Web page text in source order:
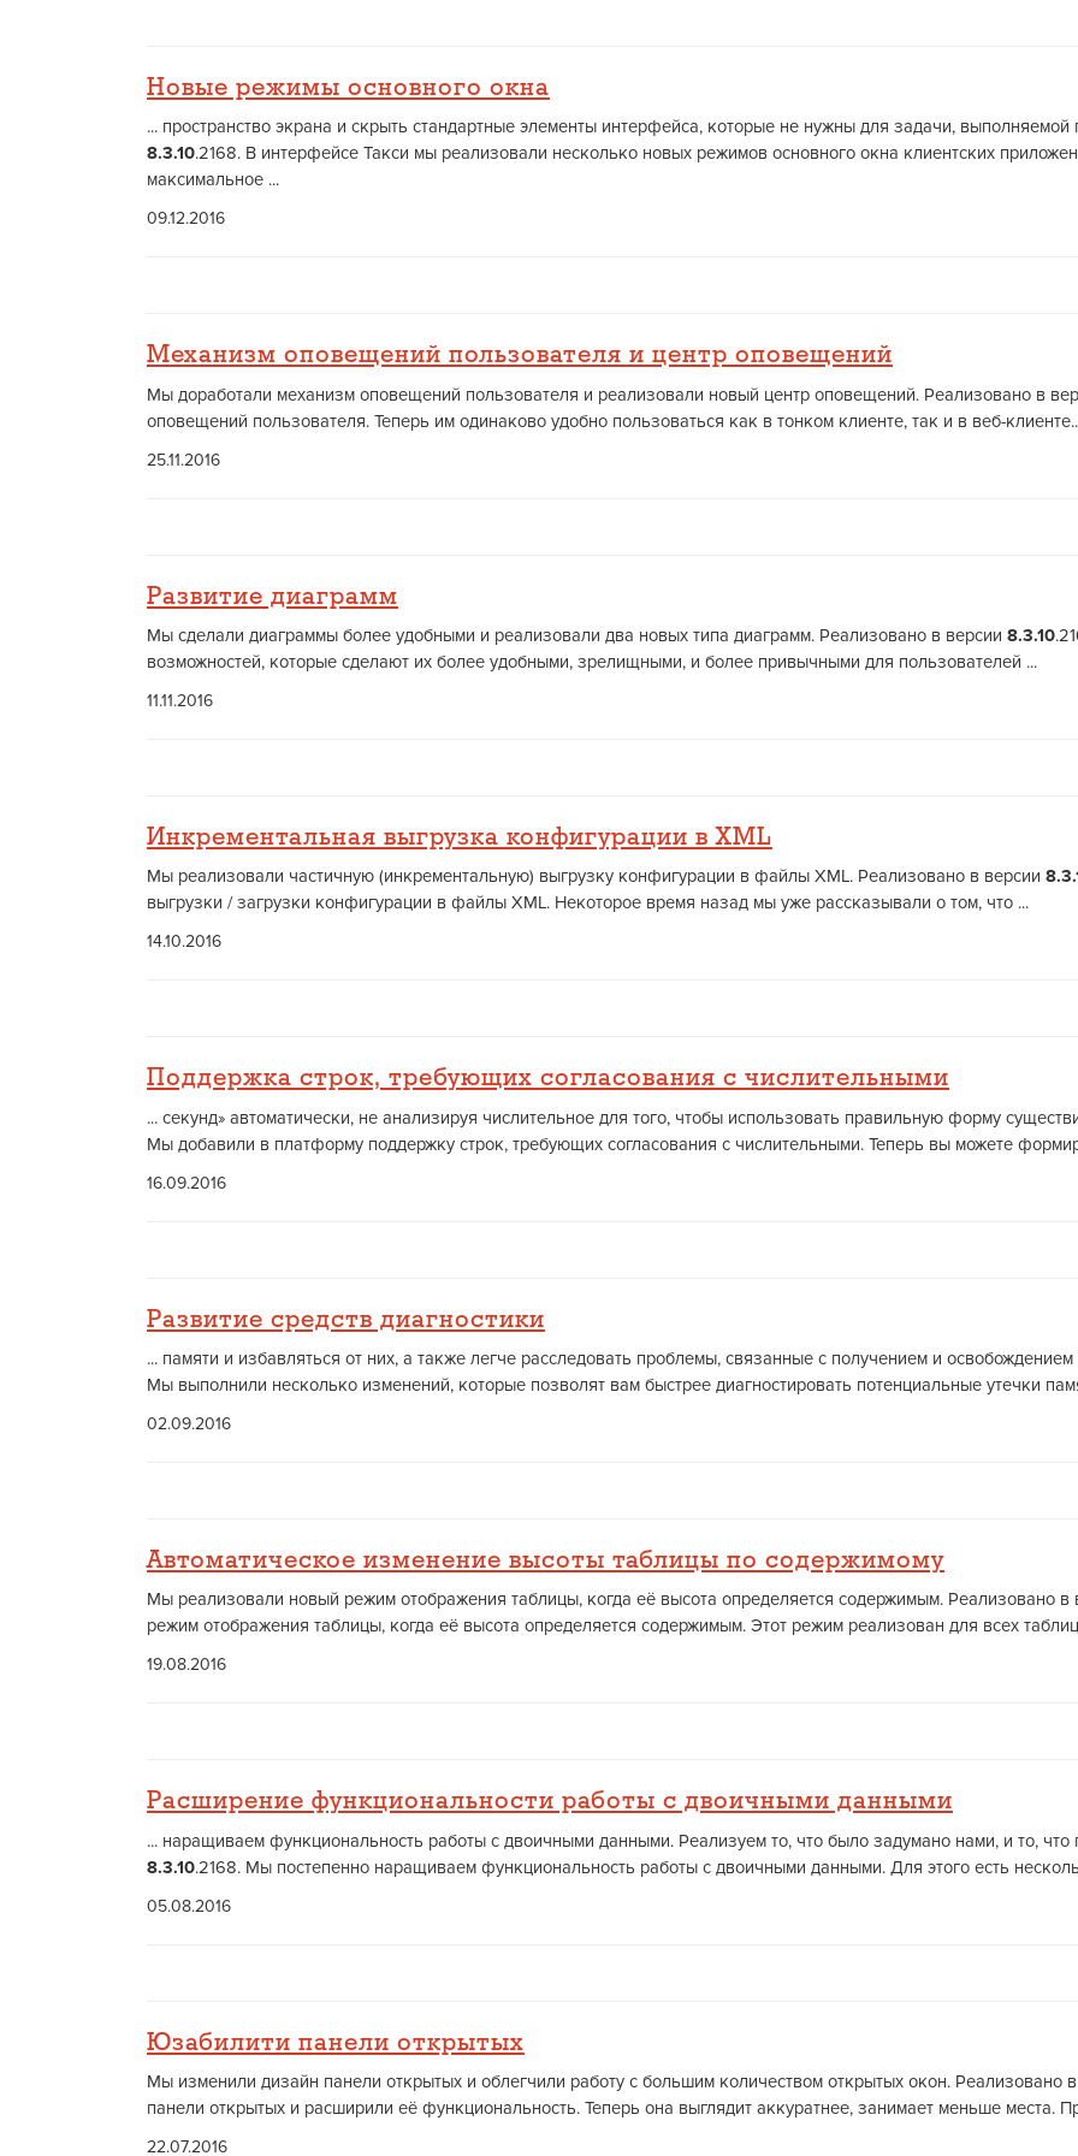
Новые режимы основного окна
... пространство экрана и скрыть стандартные элементы интерфейса, которые не нужны для задачи,
8.3.10.2168. В интерфейсе Такси мы реализовали несколько новых режимов основного окна клиентских
максимальное ...
09.12.2016
Механизм оповещений пользователя и центр оповещений
Мы доработали механизм оповещений пользователя и реализовали новый центр оповещений. Реализовано в
оповещений пользователя. Теперь им одинаково удобно пользоваться как в тонком клиенте, так и в веб-
25.11.2016
Развитие диаграмм
Мы сделали диаграммы более удобными и реализовали два новых типа диаграмм. Реализовано в версии 8.3.10
возможностей, которые сделают их более удобными, зрелищными, и более привычными для пользователей ...
11.11.2016
Инкрементальная выгрузка конфигурации в XML
Мы реализовали частичную (инкрементальную) выгрузку конфигурации в файлы XML. Реализовано в версии
выгрузки / загрузки конфигурации в файлы XML. Некоторое время назад мы уже рассказывали о том, что ...
14.10.2016
Поддержка строк, требующих согласования с числительными
... секунд» автоматически, не анализируя числительное для того, чтобы использовать правильную форму
Мы добавили в платформу поддержку строк, требующих согласования с числительными. Теперь вы можете
16.09.2016
Развитие средств диагностики
... памяти и избавляться от них, а также легче расследовать проблемы, связанные с получением и
Мы выполнили несколько изменений, которые позволят вам быстрее диагностировать потенциальные утечки
02.09.2016
Автоматическое изменение высоты таблицы по содержимому
Мы реализовали новый режим отображения таблицы, когда её высота определяется содержимым. Реализовано в
режим отображения таблицы, когда её высота определяется содержимым. Этот режим реализован для всех
19.08.2016
Расширение функциональности работы с двоичными данными
... наращиваем функциональность работы с двоичными данными. Реализуем то, что было задумано нами, и то,
8.3.10.2168. Мы постепенно наращиваем функциональность работы с двоичными данными. Для этого есть
05.08.2016
Юзабилити панели открытых
Мы изменили дизайн панели открытых и облегчили работу с большим количеством открытых окон. Реализовано
панели открытых и расширили её функциональность. Теперь она выглядит аккуратнее, занимает меньше места.
22.07.2016